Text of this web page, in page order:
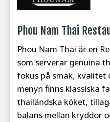
Phou Nam Thai
Phou Nam Thai är en
som serverar genuina
fokus på smak, kvalitet
menyn finns klassiska
thailändska köket,
balans mellan kryddor